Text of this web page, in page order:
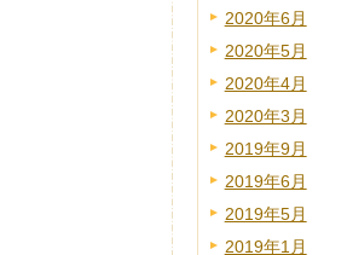
2020年6月
2020年5月
2020年4月
2020年3月
2019年9月
2019年6月
2019年5月
2019年1月